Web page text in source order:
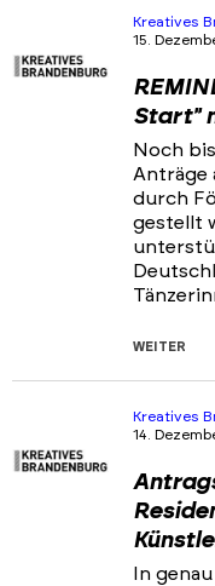
Kreatives
15.
Start"
Noch
Anträge
durch
gestellt
WEITER
Kreatives
14.
In